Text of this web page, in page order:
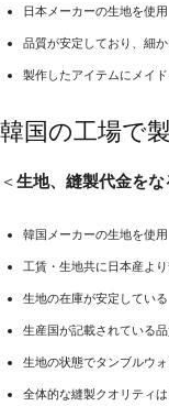
日本メーカーの生地を使用
品質が安定しており、細
製作したアイテムにメイ
韓国の工場で
＜生地、縫製代金を
韓国メーカーの生地を使用
工賃・生地共に日本産よ
生地の在庫が安定している
生産国が記載されている
生地の状態でタンブルウ
全体的な縫製クオリティ